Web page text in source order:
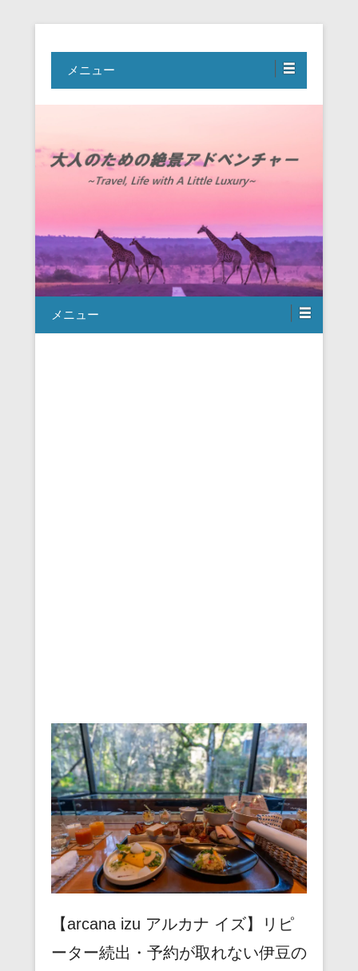
大人のための絶景アドベンチャー
メニュー
メニュー
【arcana izu アルカナ イズ】リピ
ーター続出・予約が取れない伊豆の